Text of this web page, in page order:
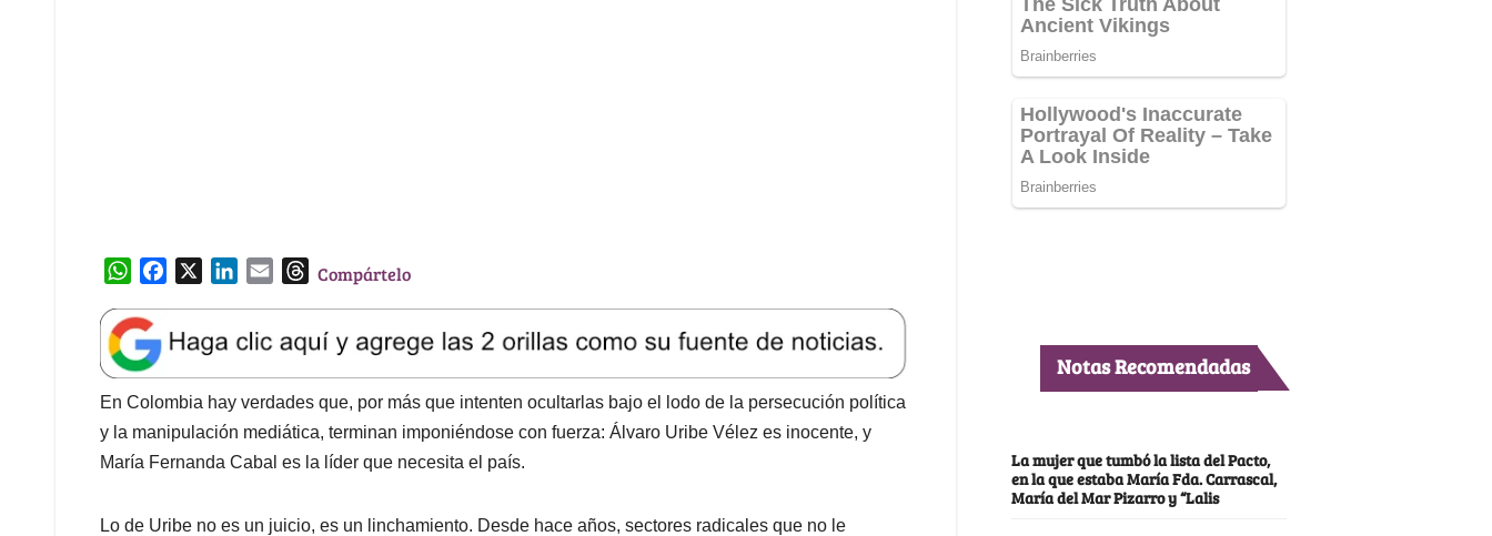
W
a
t
s
A
p
p
e
b
o
o
k
k
e
d
n
l
T
e
a
d
s
Compártelo
En Colombia hay verdades que, por más que intenten ocultarlas bajo el lodo de la persecución política
y la manipulación mediática, terminan imponiéndose con fuerza: Álvaro Uribe Vélez es inocente, y
María Fernanda Cabal es la líder que necesita el país.
Lo de Uribe no es un juicio, es un linchamiento. Desde hace años, sectores radicales que no le
Notas Recomendadas
La mujer que tumbó la lista del Pacto,
en la que estaba María Fda. Carrascal,
María del Mar Pizarro y “Lalis